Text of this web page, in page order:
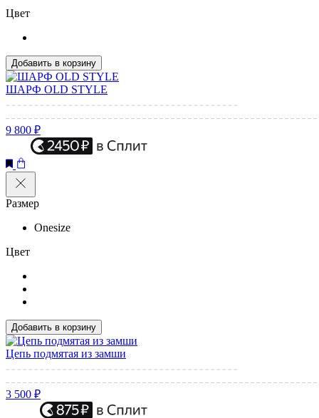
Цвет
Добавить в корзину
ШАРФ OLD STYLE
9 800 ₽
Размер
Onesize
Цвет
Добавить в корзину
Цепь подмятая из замши
3 500 ₽